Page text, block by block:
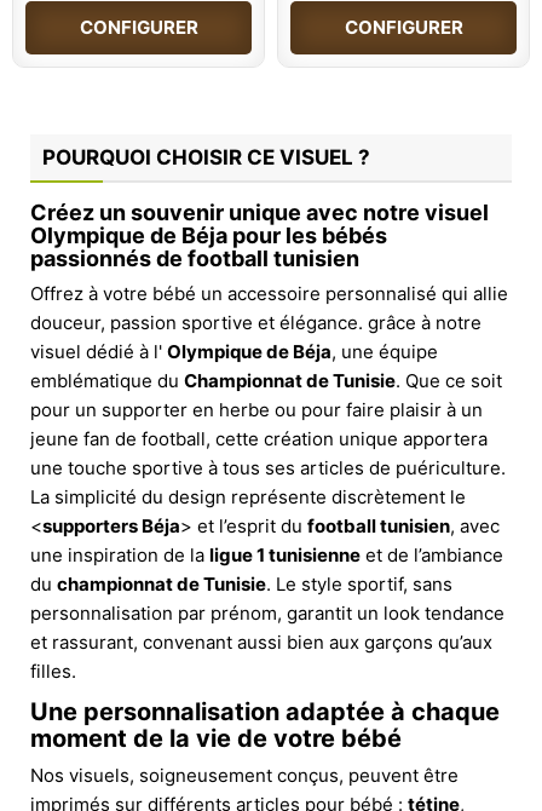
CONFIGURER CONFIGURER
POURQUOI CHOISIR CE VISUEL ?
Créez un souvenir unique avec notre visuel
Olympique de Béja pour les bébés
passionnés de football tunisien
Offrez à votre bébé un accessoire personnalisé qui allie
douceur, passion sportive et élégance. grâce à notre
visuel dédié à l' Olympique de Béja, une équipe
emblématique du Championnat de Tunisie. Que ce soit
pour un supporter en herbe ou pour faire plaisir à un
jeune fan de football, cette création unique apportera
une touche sportive à tous ses articles de puériculture.
La simplicité du design représente discrètement le
<supporters Béja> et l’esprit du football tunisien, avec
une inspiration de la ligue 1 tunisienne et de l’ambiance
du championnat de Tunisie. Le style sportif, sans
personnalisation par prénom, garantit un look tendance
et rassurant, convenant aussi bien aux garçons qu’aux
filles.
Une personnalisation adaptée à chaque
moment de la vie de votre bébé
Nos visuels, soigneusement conçus, peuvent être
imprimés sur différents articles pour bébé : tétine,